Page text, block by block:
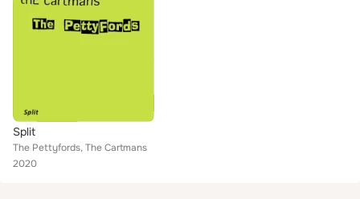
Split
The Pettyfords, The Cartmans
2020